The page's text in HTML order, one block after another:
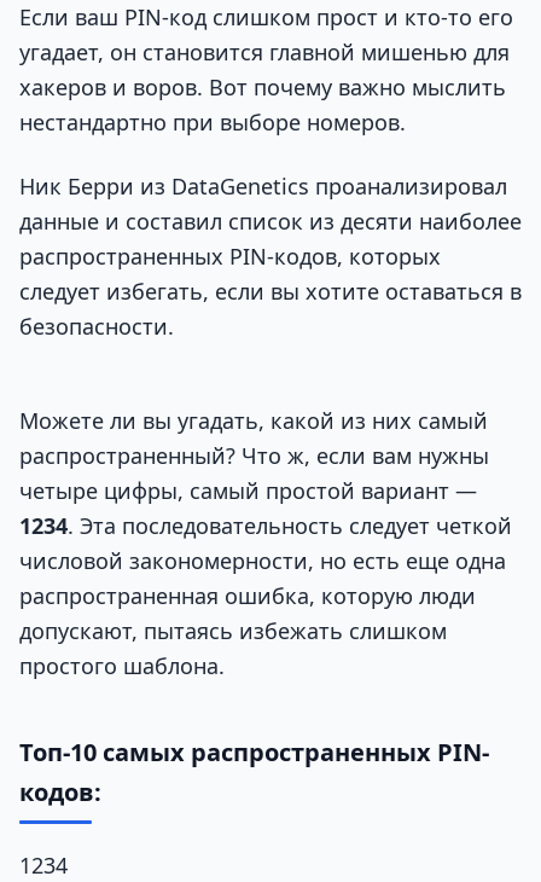
Если ваш PIN-код слишком прост и кто-то его
угадает, он становится главной мишенью для
хакеров и воров. Вот почему важно мыслить
нестандартно при выборе номеров.
Ник Берри из DataGenetics проанализировал
данные и составил список из десяти наиболее
распространенных PIN-кодов, которых
следует избегать, если вы хотите оставаться в
безопасности.
Можете ли вы угадать, какой из них самый
распространенный? Что ж, если вам нужны
четыре цифры, самый простой вариант —
1234. Эта последовательность следует четкой
числовой закономерности, но есть еще одна
распространенная ошибка, которую люди
допускают, пытаясь избежать слишком
простого шаблона.
Топ-10 самых распространенных PIN-
кодов:
1234